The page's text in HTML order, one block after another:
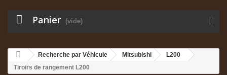
Panier (vide)
Recherche par Véhicule Mitsubishi
L200
Tiroirs de rangement L200